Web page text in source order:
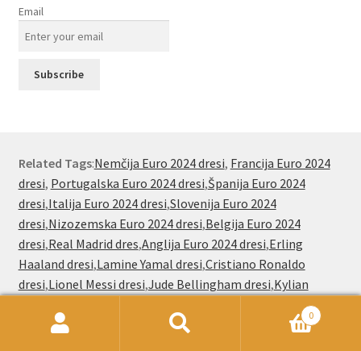
Email
Related Tags:Nemčija Euro 2024 dresi, Francija Euro 2024
dresi, Portugalska Euro 2024 dresi,Španija Euro 2024
dresi,Italija Euro 2024 dresi,Slovenija Euro 2024
dresi,Nizozemska Euro 2024 dresi,Belgija Euro 2024
dresi,Real Madrid dres,Anglija Euro 2024 dresi,Erling
Haaland dresi,Lamine Yamal dresi,Cristiano Ronaldo
dresi,Lionel Messi dresi,Jude Bellingham dresi,Kylian
0